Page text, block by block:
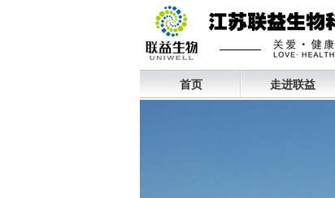
首页 走进联益